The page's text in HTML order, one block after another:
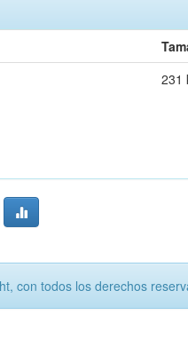
231
con todos los derechos